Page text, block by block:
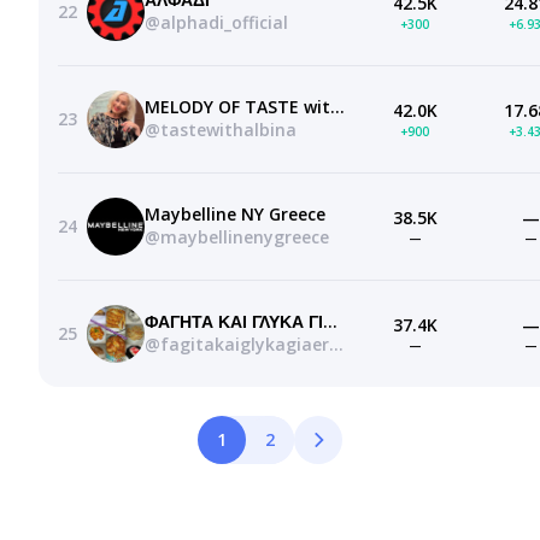
22
@alphadi_official
+300
23
MELODY OF TASTE with ALBINA
@tastewithalbina
42.0K
+900
24
Maybelline NY Greece
@maybellinenygreece
38.5K
—
—
—
25
ΦΑΓΗΤΑ ΚΑΙ ΓΛΥΚΑ ΓΙΑ ΕΡΓΑΖΟΜΕΝΟΥΣ
@fagitakaiglykagiaergazomenous
37.4K
—
—
—
1 2